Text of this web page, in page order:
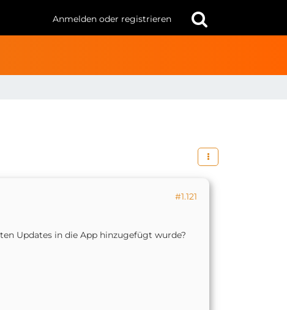
Anmelden oder registrieren
#1.121
Updates in die App hinzugefügt wurde?